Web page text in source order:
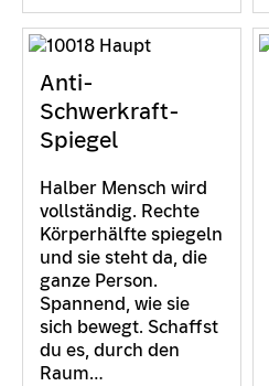
Anti-
Schwerkraft-
Spiegel
Halber Mensch wird
vollständig. Rechte
Körperhälfte spiegeln
und sie steht da, die
ganze Person.
Spannend, wie sie
sich bewegt. Schaffst
du es, durch den
Raum…